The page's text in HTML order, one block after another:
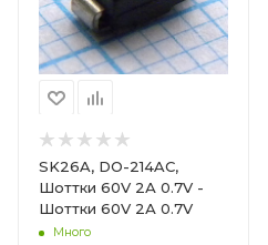
SK26A, DO-214AC,
Шоттки 60V 2А 0.7V -
Шоттки 60V 2А 0.7V
Много